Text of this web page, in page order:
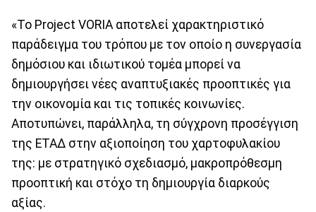
«Το Project VORIA αποτελεί χαρακτηριστικό
παράδειγμα του τρόπου με τον οποίο η συνεργασία
δημόσιου και ιδιωτικού τομέα μπορεί να
δημιουργήσει νέες αναπτυξιακές προοπτικές για
την οικονομία και τις τοπικές κοινωνίες.
Αποτυπώνει, παράλληλα, τη σύγχρονη προσέγγιση
της ΕΤΑΔ στην αξιοποίηση του χαρτοφυλακίου
της: με στρατηγικό σχεδιασμό, μακροπρόθεσμη
προοπτική και στόχο τη δημιουργία διαρκούς
αξίας.